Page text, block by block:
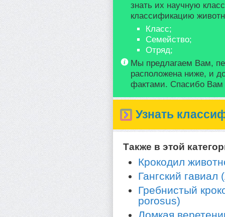
знать их научную
классификацию
Класс;
Семейство;
Отряд;
Мы предлагаем Вам,
расположена ниже, и
фактами. Спасибо
Узнать
Также в этой
Крокодил
Гангский
Гребнистый
porosus)